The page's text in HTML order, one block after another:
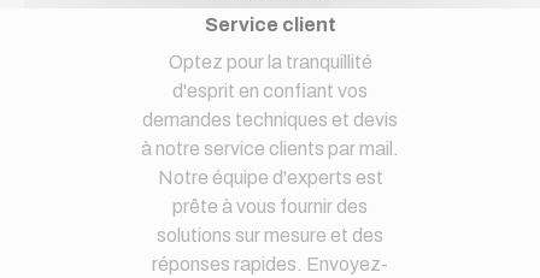
Service client
Optez pour la tranquillité
d'esprit en confiant vos
demandes techniques et devis
à notre service clients par mail.
Notre équipe d'experts est
prête à vous fournir des
solutions sur mesure et des
réponses rapides. Envoyez-